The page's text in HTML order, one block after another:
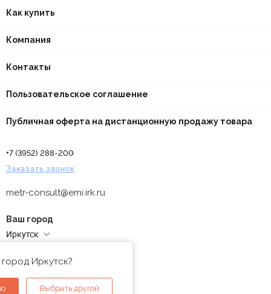
Как купить
Компания
Контакты
Пользовательское соглашение
Публичная оферта на дистанционную продажу товара
+7 (3952) 288-200
Заказать звонок
metr-consult@emi.irk.ru
Ваш город
Иркутск
Иркутск?
Выбрать другой